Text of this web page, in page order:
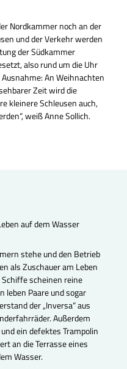
Nordkammer noch an der
und der Verkehr werden
der Südkammer
also rund um die Uhr
An Weihnachten
Zeit wird die
kleinere Schleusen auch,
weiß Anne Sollich.
auf dem Wasser
stehe und den Betrieb
als Zuschauer am Leben
scheinen reine
leben Paare und sogar
der „Inversa“ aus
Außerdem
ein defektes Trampolin
an die Terrasse eines
Wasser.